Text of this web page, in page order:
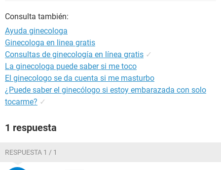
GLOSARIO
Consulta también:
Ayuda ginecologa
Ginecologa en linea gratis
Consultas de ginecología en línea gratis ✓
La ginecologa puede saber si me toco
El ginecologo se da cuenta si me masturbo
¿Puede saber el ginecólogo si estoy embarazada con solo
tocarme? ✓
1 respuesta
RESPUESTA 1 / 1